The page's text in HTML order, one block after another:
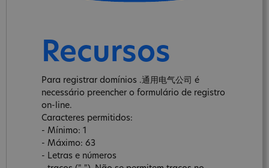
Recursos
Para registrar domínios .通用电气公司 é
necessário preencher o formulário de registro
on-line.
Caracteres permitidos:
- Mínimo: 1
- Máximo: 63
- Letras e números